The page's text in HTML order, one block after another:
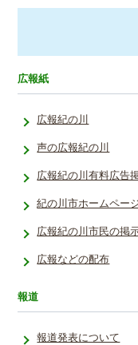
広報紙
広報紀の川
声の広報紀の川
広報紀の川有料広告
紀の川市ホームペー
広報紀の川市民の掲
広報などの配布
報道
報道発表について